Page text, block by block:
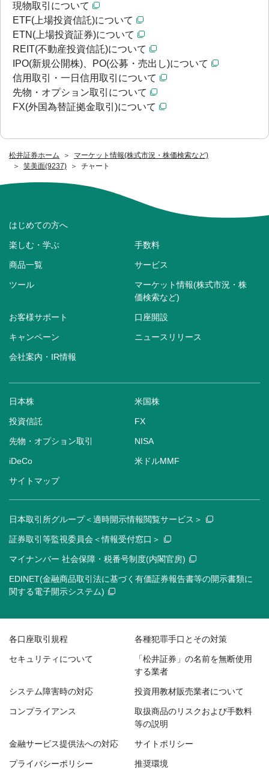
松井証券ホーム
マーケット情報(株式市況・株価検索など)
笑美面(9237)
チャート
現物取引について
ETF(上場投資信託)について
ETN(上場投資証券)について
REIT(不動産投資信託)について
IPO(新規公開株)、PO(公募・売出し)について
信用取引・一日信用取引について
先物・オプション取引について
FX(外国為替証拠金取引)について
はじめての方へ
楽しむ・学ぶ 手数料
商品一覧 サービス
ツール
マーケット情報(株式市況・株
価検索など)
お客様サポート 口座開設
キャンペーン ニュースリリース
会社案内・IR情報
日本株 米国株
投資信託 FX
先物・オプション取引 NISA
iDeCo 米ドルMMF
サイトマップ
日本取引所グループ＜適時開示情報閲覧サービス＞
証券取引等監視委員会＜情報受付窓口＞
マイナンバー 社会保障・税番号制度(内閣官房)
EDINET(金融商品取引法に基づく有価証券報告書等の開示書類に
関する電子開示システム)
各口座取引規程 各種犯罪手口とその対策
セキュリティについて
「松井証券」の名前を無断使用
する業者
システム障害時の対応 投資用教材販売業者について
コンプライアンス
取扱商品のリスクおよび手数料
等の説明
金融サービス提供法への対応 サイトポリシー
プライバシーポリシー 推奨環境